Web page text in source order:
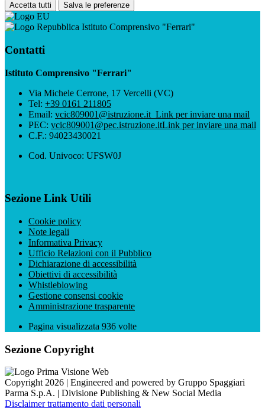
Accetta tutti Salva le preferenze
Istituto Comprensivo "Ferrari"
Contatti
Istituto Comprensivo "Ferrari"
Via Michele Cerrone, 17 Vercelli (VC)
Tel: +39 0161 211805
Email: vcic809001@istruzione.it Link per inviare una mail
PEC: vcic809001@pec.istruzione.itLink per inviare una mail
C.F.: 94023430021
Cod. Univoco: UFSW0J
Sezione Link Utili
Cookie policy
Note legali
Informativa Privacy
Ufficio Relazioni con il Pubblico
Dichiarazione di accessibilità
Obiettivi di accessibilità
Whistleblowing
Gestione consensi cookie
Amministrazione trasparente
Pagina visualizzata 936 volte
Sezione Copyright
Copyright 2026 | Engineered and powered by Gruppo Spaggiari
Parma S.p.A. | Divisione Publishing & New Social Media
Disclaimer trattamento dati personali